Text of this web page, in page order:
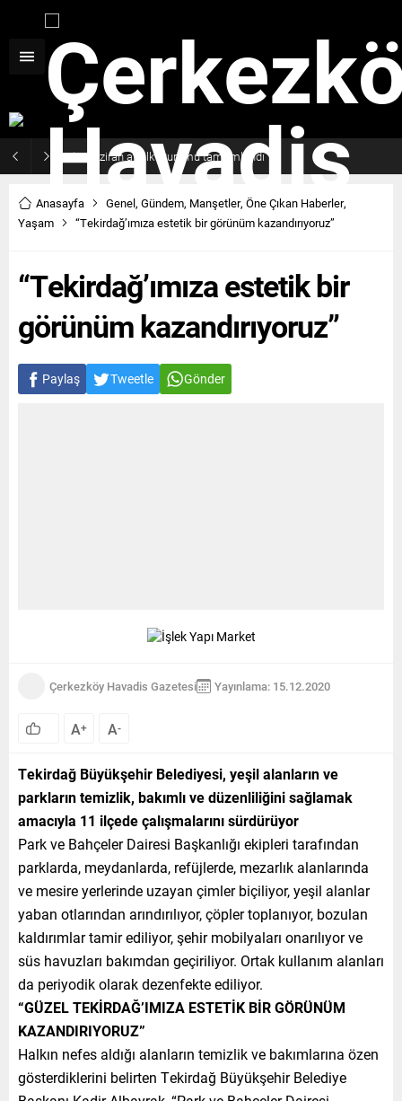
Haziran ayı ilk oturumu tamamlandı
Anasayfa Genel, Gündem, Manşetler, Öne Çıkan Haberler,
Yaşam
“Tekirdağ’ımıza estetik bir görünüm kazandırıyoruz”
“Tekirdağ’ımıza estetik bir
görünüm kazandırıyoruz”
Paylaş Tweetle Gönder
Çerkezköy Havadis Gazetesi Yayınlama: 15.12.2020
A+ A-
Tekirdağ Büyükşehir Belediyesi, yeşil alanların ve
parkların temizlik, bakımlı ve düzenliliğini sağlamak
amacıyla 11 ilçede çalışmalarını sürdürüyor
Park ve Bahçeler Dairesi Başkanlığı ekipleri tarafından
parklarda, meydanlarda, refüjlerde, mezarlık alanlarında
ve mesire yerlerinde uzayan çimler biçiliyor, yeşil alanlar
yaban otlarından arındırılıyor, çöpler toplanıyor, bozulan
kaldırımlar tamir ediliyor, şehir mobilyaları onarılıyor ve
süs havuzları bakımdan geçiriliyor. Ortak kullanım alanları
da periyodik olarak dezenfekte ediliyor.
“GÜZEL TEKİRDAĞ’IMIZA ESTETİK BİR GÖRÜNÜM
KAZANDIRIYORUZ”
Halkın nefes aldığı alanların temizlik ve bakımlarına özen
gösterdiklerini belirten Tekirdağ Büyükşehir Belediye